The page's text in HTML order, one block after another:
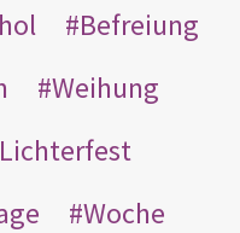
Befreiung
Weihung
Lichterfest
Woche